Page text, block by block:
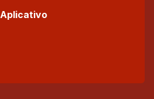
Aplicativo